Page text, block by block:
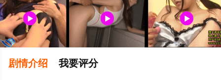
剧情介绍 我要评分